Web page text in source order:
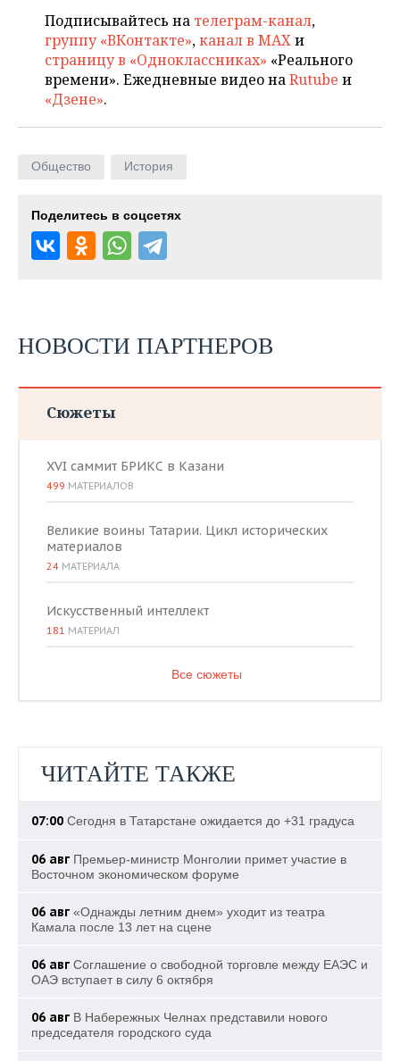
Подписывайтесь на телеграм-канал,
группу «ВКонтакте»,канал в MAXи
страницу в «Одноклассниках» «Реального
времени». Ежедневные видео наRutube и
«Дзене».
Общество История
Поделитесь в соцсетях
НОВОСТИ ПАРТНЕРОВ
Сюжеты
XVI саммит БРИКС в Казани
499 МАТЕРИАЛОВ
Великие воины Татарии. Цикл исторических
материалов
24 МАТЕРИАЛА
Искусственный интеллект
181 МАТЕРИАЛ
Все сюжеты
ЧИТАЙТЕ ТАКЖЕ
07:00 Сегодня в Татарстане ожидается до +31 градуса
06 авг Премьер-министр Монголии примет участие в
Восточном экономическом форуме
06 авг «Однажды летним днем» уходит из театра
Камала после 13 лет на сцене
06 авг Соглашение о свободной торговле между ЕАЭС и
ОАЭ вступает в силу 6 октября
06 авг В Набережных Челнах представили нового
председателя городского суда